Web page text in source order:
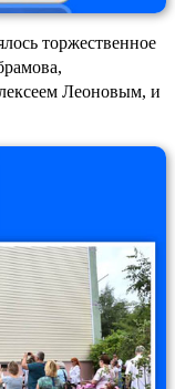
торжественное
Леоновым, и